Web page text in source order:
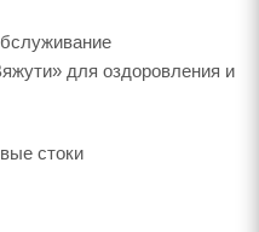
для оздоровления и
стоки